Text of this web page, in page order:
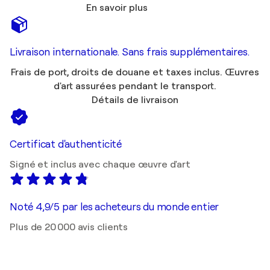
En savoir plus
Livraison internationale. Sans frais supplémentaires.
Frais de port, droits de douane et taxes inclus. Œuvres
d'art assurées pendant le transport.
Détails de livraison
Certificat d'authenticité
Signé et inclus avec chaque œuvre d'art
Noté 4,9/5 par les acheteurs du monde entier
Plus de 20 000 avis clients